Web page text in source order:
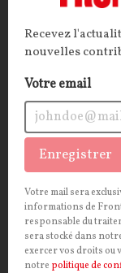
Dans l'UE,
marché
et pour le
Commission
connaît
est
Recevez
nouvelles
Votre email
Enregistrer
Votre mail sera
informations de
responsable du
sera stocké dans
exercer vos droits ou
notre politique de